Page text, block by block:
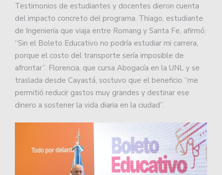
Testimonios de estudiantes y docentes dieron cuenta
del impacto concreto del programa. Thiago, estudiante
de Ingeniería que viaja entre Romang y Santa Fe, afirmó:
“Sin el Boleto Educativo no podría estudiar mi carrera,
porque el costo del transporte sería imposible de
afrontar”. Florencia, que cursa Abogacía en la UNL y se
traslada desde Cayastá, sostuvo que el beneficio “me
permitió reducir gastos muy grandes y destinar ese
dinero a sostener la vida diaria en la ciudad”.